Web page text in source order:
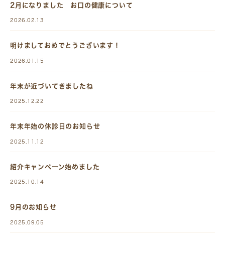
2月になりました お口の健康について
2026.02.13
明けましておめでとうございます！
2026.01.15
年末が近づいてきましたね
2025.12.22
年末年始の休診日のお知らせ
2025.11.12
紹介キャンペーン始めました
2025.10.14
9月のお知らせ
2025.09.05